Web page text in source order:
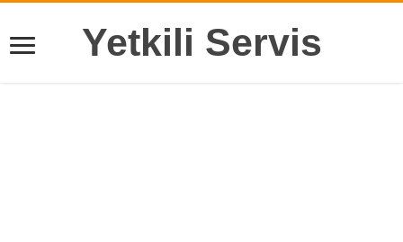
Yetkili Servis